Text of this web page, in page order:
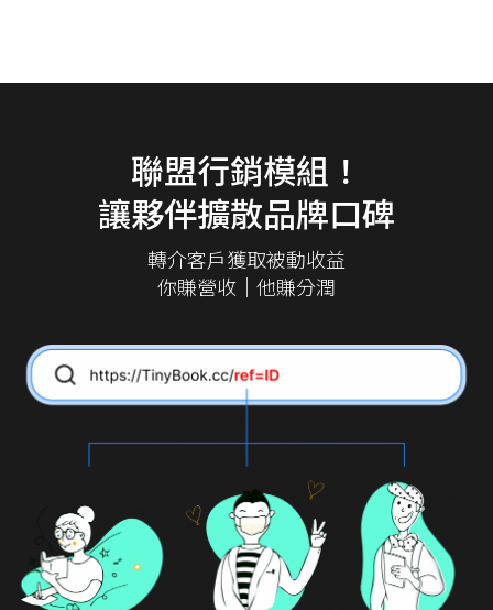
聯盟行銷模組！
讓夥伴擴散品牌口碑
轉介客戶獲取被動收益
你賺營收｜他賺分潤